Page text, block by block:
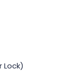
Lock)